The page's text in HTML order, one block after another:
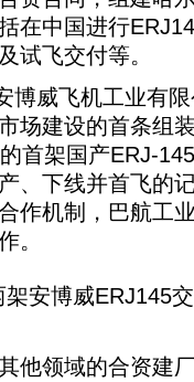
在中国进行
试飞交付等。
威飞机工业有限
场建设的首条组
首架国产ERJ-
、下线并首飞的
作机制，巴航工
。
博威ERJ145交
领域的合资建